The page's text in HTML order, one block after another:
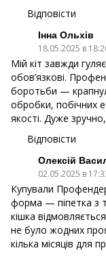
Відповісти
Інна Ольхів
18.05.2025 в
Мій кіт завжди
обов’язкові.
боротьби —
обробки, побічних
якості. Дуже
Відповісти
Олексій
02.05.2025 в
Купували
форма — піпетка з
кішка
не було жодних
кілька місяців для